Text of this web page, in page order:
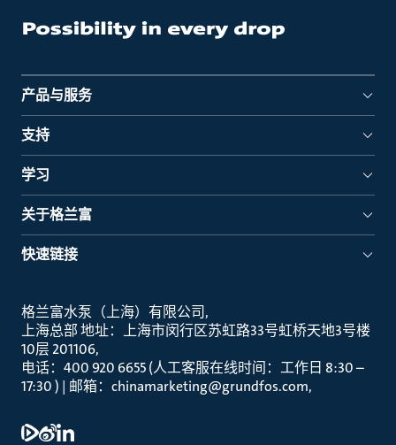
产品与服务
支持
学习
关于格兰富
快速链接
格兰富水泵（上海）有限公司
上海总部 地址：上海市闵行区苏虹路33号虹桥天地3号楼
10层 201106
电话：400 920 6655 (人工客服在线时间：工作日 8:30 –
17:30 ) | 邮箱：chinamarketing@grundfos.com